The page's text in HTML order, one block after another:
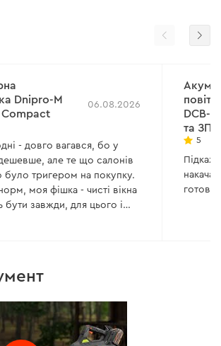
Dnipro-M
Compact
06.08.2026
- довго вагався, бо у
але те що салонів
було тригером на покупку.
моя фішка - чисті вікна
бути завжди, для цього і
DCB-
та ЗП)
5
готове